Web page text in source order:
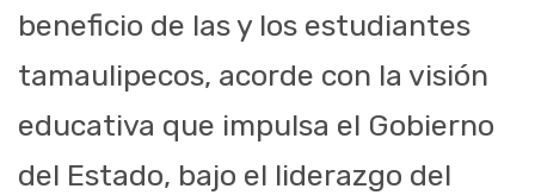
beneficio de las y los estudiantes
tamaulipecos, acorde con la visión
educativa que impulsa el Gobierno
del Estado, bajo el liderazgo del